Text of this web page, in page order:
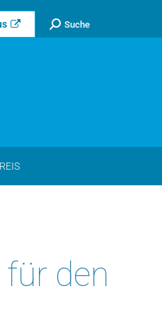
Search:
Suche
den